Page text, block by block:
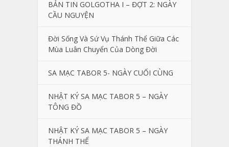
BẢN TIN GOLGOTHA I – ĐỢT 2: NGÀY
CẦU NGUYỆN
Đời Sống Và Sứ Vụ Thánh Thể Giữa Các
Mùa Luân Chuyển Của Dòng Đời
SA MẠC TABOR 5- NGÀY CUỐI CÙNG
NHẬT KÝ SA MẠC TABOR 5 – NGÀY
TÔNG ĐỒ
NHẬT KÝ SA MẠC TABOR 5 – NGÀY
THÁNH THỂ